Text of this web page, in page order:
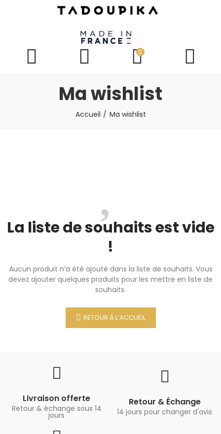
0
Ma wishlist
Accueil Ma wishlist
La liste de souhaits est vide
!
Aucun produit n’a été ajouté dans la liste de souhaits. Vous
devez ajouter quelques produits pour les mettre en liste de
souhaits.
RETOUR À L’ACCUEIL
Livraison offerte
Retour & échange sous 14
jours
Retour & Échange
14 jours pour changer d'avis